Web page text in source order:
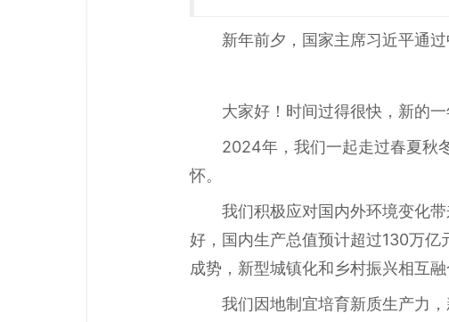
新年前夕，国家主席习近平通
大家好！时间过得很快，新的
2024年，我们一起走过春夏秋
怀。
我们积极应对国内外环境变化
好，国内生产总值预计超过130万
成势，新型城镇化和乡村振兴相互
我们因地制宜培育新质生产力